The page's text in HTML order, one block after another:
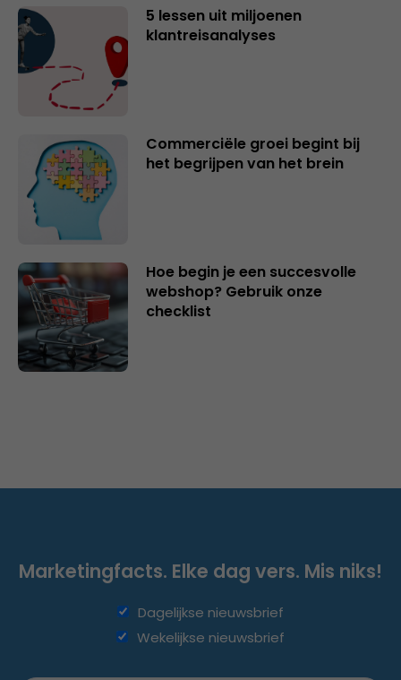
5 lessen uit miljoenen
klantreisanalyses
Commerciële groei begint bij
het begrijpen van het brein
Hoe begin je een succesvolle
webshop? Gebruik onze
checklist
Marketingfacts. Elke dag vers. Mis niks!
Dagelijkse nieuwsbrief
Wekelijkse nieuwsbrief